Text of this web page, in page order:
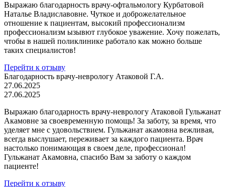
Выражаю благодарность врачу-офтальмологу Курбатовой
Наталье Владиславовне. Чуткое и доброжелательное
отношение к пациентам, высокий профессионализм
профессионализм ызывют глубокое уважение. Хочу пожелать,
чтобы в нашей поликлинике работало как можно больше
таких специалистов!
Перейти к отзыву
Благодарность врачу-неврологу Атаковой Г.А.
27.06.2025
27.06.2025
Выражаю благодарность врачу-неврологу Атаковой Гульжанат
Акамовне за своевременную помощь! За заботу, за время, что
уделяет мне с удовольствием. Гульжанат акамовна вежливая,
всегда выслушает, переживает за каждого пациента. Врач
настолько понимающая в своем деле, профессионал!
Гульжанат Акамовна, спасибо Вам за заботу о каждом
пациенте!
Перейти к отзыву